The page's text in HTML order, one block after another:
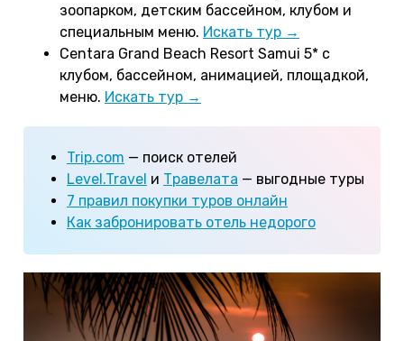
зоопарком, детским бассейном, клубом и
специальным меню. Искать тур →
Centara Grand Beach Resort Samui 5* с
клубом, бассейном, анимацией, площадкой,
меню. Искать тур →
Trip.com — поиск отелей
Level.Travel и Травелата — выгодные туры
7 правил покупки туров онлайн
Как забронировать отель недорого